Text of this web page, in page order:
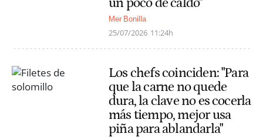
un poco de caldo"
Mer Bonilla
25/07/2026 11:24h
Los chefs coinciden: "Para
que la carne no quede
dura, la clave no es cocerla
más tiempo, mejor usa
piña para ablandarla"